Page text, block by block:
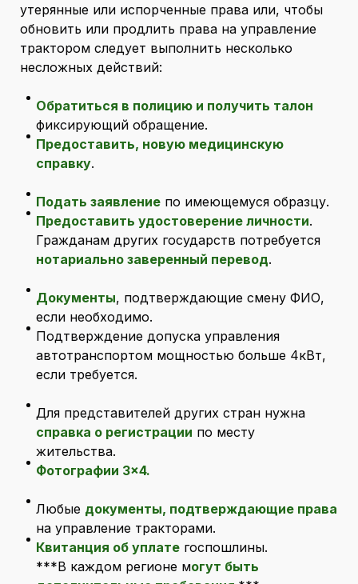
утерянные или испорченные права или, чтобы
обновить или продлить права на управление
трактором следует выполнить несколько
несложных действий:
Обратиться в полицию и получить талон
фиксирующий обращение.
Предоставить, новую медицинскую
справку.
Подать заявление по имеющемуся образцу.
Предоставить удостоверение личности.
Гражданам других государств потребуется
нотариально заверенный перевод.
Документы, подтверждающие смену ФИО,
если необходимо.
Подтверждение допуска управления
автотранспортом мощностью больше 4кВт,
если требуется.
Для представителей других стран нужна
справка о регистрации по месту
жительства.
Фотографии 3×4.
Любые документы, подтверждающие права
на управление тракторами.
Квитанция об уплате госпошлины.
***В каждом регионе могут быть